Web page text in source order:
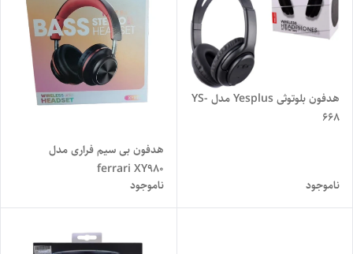
هدفون بلوتوثی Yesplus مدل YS-
668
ناموجود
هدفون بی سیم فراری مدل
ferrari XY980
ناموجود